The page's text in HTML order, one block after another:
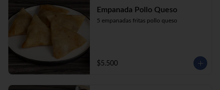
Empanada Pollo Queso
5 empanadas fritas pollo queso
$5.500